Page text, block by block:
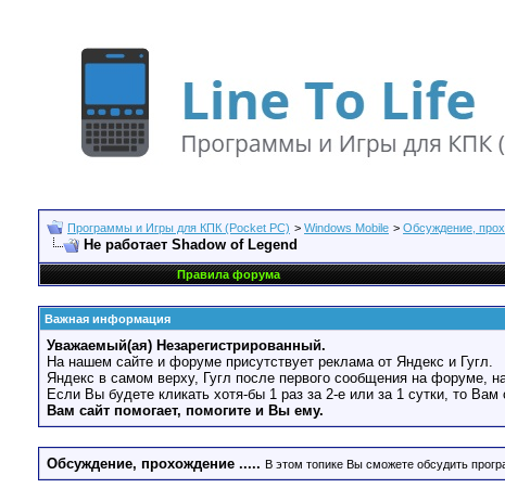
Программы и Игры для КПК (Pocket PC) > Windows Mobile > Обсуждение,
Не работает Shadow of Legend
Правила форума
Важная информация
Уважаемый(ая) Незарегистрированный.
На нашем сайте и форуме присутствует реклама от Яндекс и Гугл.
Яндекс в самом верху, Гугл после первого сообщения на форуме,
Если Вы будете кликать хотя-бы 1 раз за 2-е или за 1 сутки, то
Вам сайт помогает, помогите и Вы ему.
Обсуждение, прохождение ..... В этом топике Вы сможете обсудить